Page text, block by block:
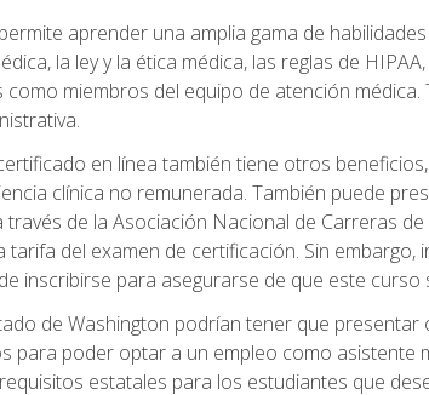
aprender una amplia gama de
la ley y la ética médica, las reglas de
miembros del equipo de atención
en línea también tiene otros
clínica no remunerada. También puede
de la Asociación Nacional de Carreras
del examen de certificación. Sin
inscribirse para asegurarse de que este
de Washington podrían tener que
para poder optar a un empleo como asistente
estatales para los estudiantes que